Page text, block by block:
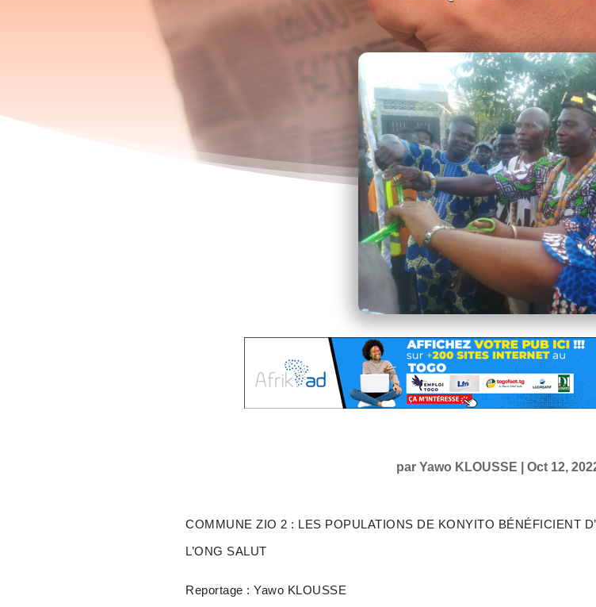
par Yawo KLOUSSE Oct 12,
COMMUNE ZIO 2 : LES POPULATIONS DE KONYITO BÉNÉFICIENT
L’ONG SALUT
Reportage : Yawo KLOUSSE